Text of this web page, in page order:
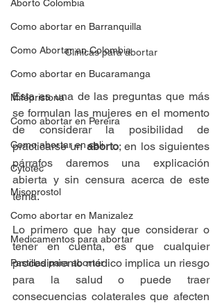
Aborto Colombia
Como abortar en Barranquilla
Como Abortar en Colombia
Como abortar en Bucaramanga
Mifepristona
Como abortar en Pereira
Como abortar en cali
Cytotec
Misoprostol
Como abortar en Manizalez
Medicamentos para abortar
Pastillas para abortar
Clinicas para abortar
Esta es una de las preguntas que más
se formulan las mujeres en el momento
de considerar la posibilidad de
practicarse un aborto; en los siguientes
párrafos daremos una explicación
abierta y sin censura acerca de este
tema.
Lo primero que hay que considerar o
tener en cuenta, es que cualquier
procedimiento médico implica un riesgo
para la salud o puede traer
consecuencias colaterales que afecten